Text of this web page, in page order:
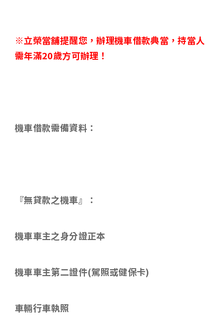
※立榮當舖提醒您，辦理機車借款典當，持當人
需年滿20歲方可辦理！
機車借款需備資料 ：
『無貸款之機車』：
機車車主之身分證正本
機車車主第二證件(駕照或健保卡)
車輛行車執照